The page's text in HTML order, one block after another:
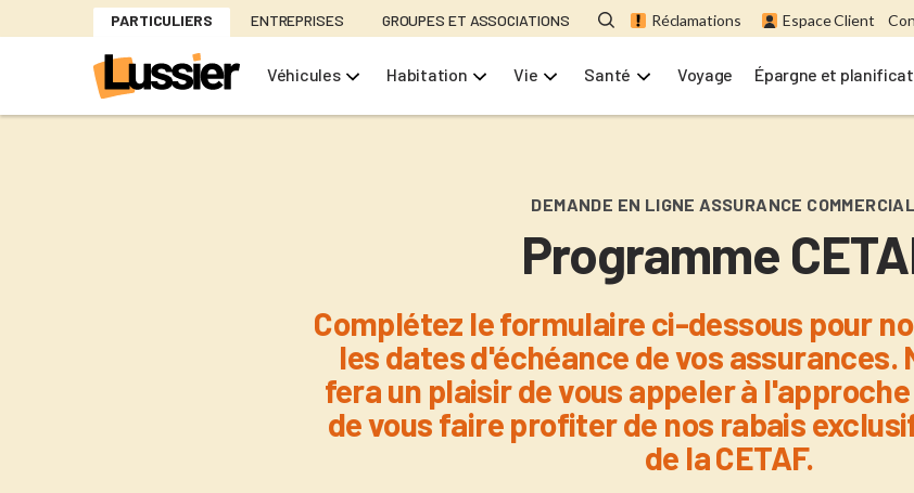
au
PARTICULIERS ENTREPRISES GROUPES ET ASSOCIATIONS Réclamations Espace Client
Véhicules Habitation Vie Santé Voyage Épargne et
DEMANDE EN LIGNE ASSURANCE
Programme
Complétez le formulaire ci-dessous pour
les dates d'échéance de vos assurances.
fera un plaisir de vous appeler à
de vous faire profiter de nos rabais
de la CETAF.